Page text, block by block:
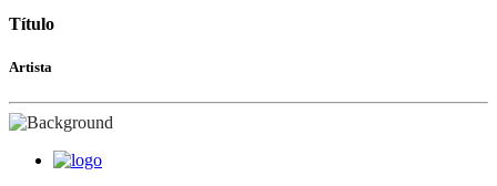
Título
Artista